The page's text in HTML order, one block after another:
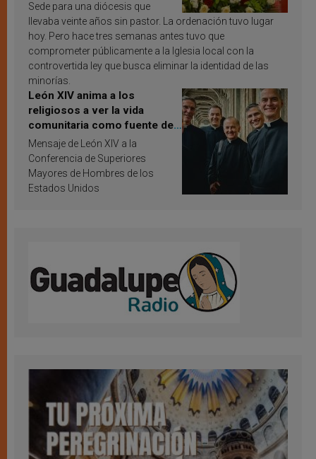
Sede para una diócesis que
llevaba veinte años sin pastor. La ordenación tuvo lugar
hoy. Pero hace tres semanas antes tuvo que
comprometer públicamente a la Iglesia local con la
controvertida ley que busca eliminar la identidad de las
minorías.
León XIV anima a los
religiosos a ver la vida
comunitaria como fuente de
inspiración y santificación
Mensaje de León XIV a la
Conferencia de Superiores
Mayores de Hombres de los
Estados Unidos